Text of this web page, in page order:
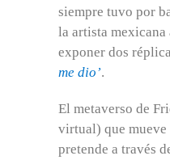
siempre tuvo por
la artista mexicana
exponer dos
me dio’.
El metaverso de
virtual) que mueve
pretende a través